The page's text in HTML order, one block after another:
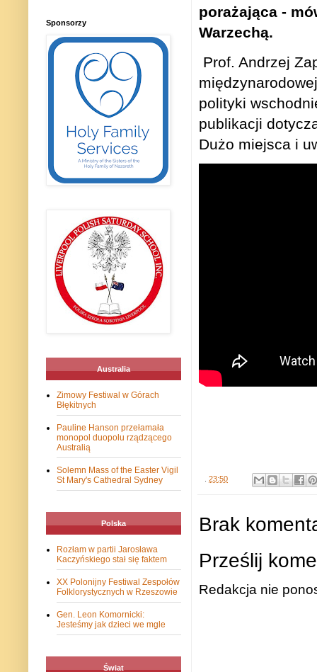
porażająca -
Warzechą.
Prof. Andrzej
polityki
publikacji
Dużo miejsca i
23:50
Brak
Prześlij
Redakcja nie
Sponsorzy
Australia
Zimowy Festiwal w Górach
Błękitnych
Pauline Hanson przełamała
monopol duopolu rządzącego
Australią
Solemn Mass of the Easter Vigil
St Mary's Cathedral Sydney
Polska
Rozłam w partii Jarosława
Kaczyńskiego stał się faktem
XX Polonijny Festiwal Zespołów
Folklorystycznych w Rzeszowie
Gen. Leon Komornicki:
Jesteśmy jak dzieci we mgle
Świat